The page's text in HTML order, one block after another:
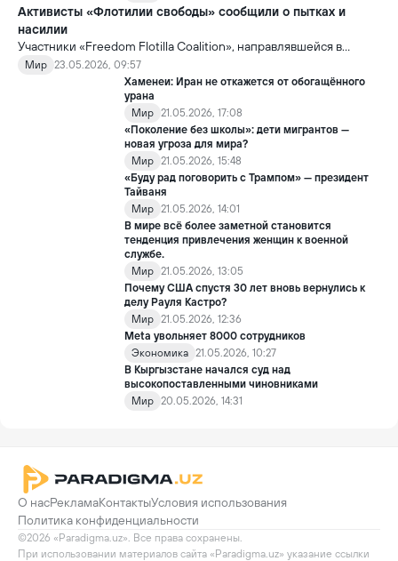
Активисты «Флотилии свободы» сообщили о пытках и
насилии
Участники «Freedom Flotilla Coalition», направлявшейся в
сектор Газа с гуманитарной помощью, заявили, что после
задержания со стороны Израиль подверглись пыткам и
жестокому обращению.
Мир 23.05.2026, 09:57
Хаменеи: Иран не откажется от обогащённого
урана
Мир 21.05.2026, 17:08
«Поколение без школы»: дети мигрантов —
новая угроза для мира?
Мир 21.05.2026, 15:48
«Буду рад поговорить с Трампом» — президент
Тайваня
Мир 21.05.2026, 14:01
В мире всё более заметной становится
тенденция привлечения женщин к военной
службе.
Мир 21.05.2026, 13:05
Почему США спустя 30 лет вновь вернулись к
делу Рауля Кастро?
Мир 21.05.2026, 12:36
Meta увольняет 8000 сотрудников
Экономика 21.05.2026, 10:27
В Кыргызстане начался суд над
высокопоставленными чиновниками
Мир 20.05.2026, 14:31
О насРекламаКонтактыУсловия использования
Политика конфиденциальности
©2026 «Paradigma.uz». Все права сохранены.
При использовании материалов сайта «Paradigma.uz» указание ссылки